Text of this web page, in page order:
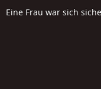
Eine Frau war sich